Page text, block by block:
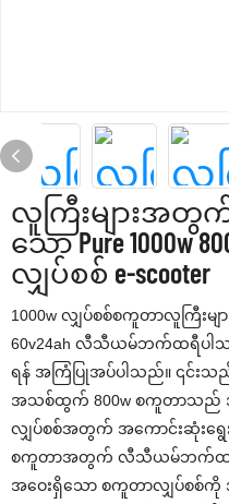
လူကြီးများအ
သော Pure 1000w
လျှပ်စစ် e-scooter
1000w လျှပ်စစ်စကူတာလူကြီးမျ
60v24ah လီသီယမ်ဘက်ထရီပါသ
ရန် အကြံပြုအပ်ပါသည်။ ၎င်းသ
အသစ်ထွက် 800w စကူတာသည်
လျှပ်စစ်အတွက် အကောင်းဆုံးရွေးချ
စကူတာအတွက် လီသီယမ်ဘက်ထရီ
အဝေးရှိသော စကူတာလျှပ်စစ်ကို